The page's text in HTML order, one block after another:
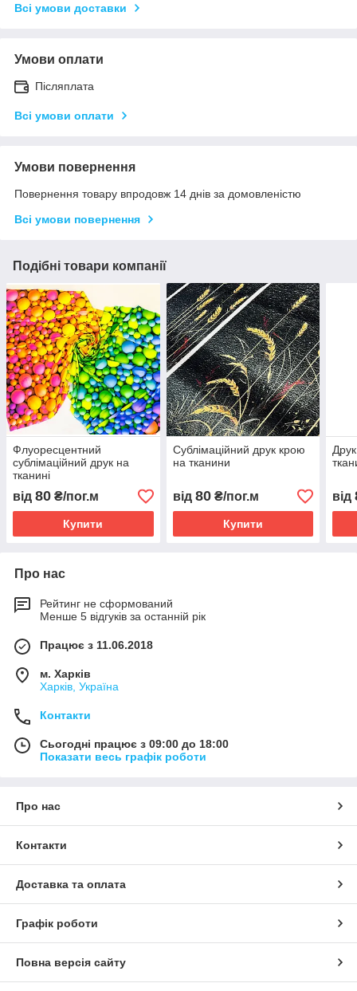
Всі умови доставки
Умови оплати
Післяплата
Всі умови оплати
Умови повернення
Повернення товару впродовж 14 днів за домовленістю
Всі умови повернення
Подібні товари компанії
Флуоресцентний
сублімаційний друк на
тканині
від 80 ₴/пог.м
Купити
Сублімаційний друк крою
на тканини
від 80₴/пог.м
Купити
від
Про нас
Рейтинг не сформований
Менше 5 відгуків за останній рік
Працює з 11.06.2018
м. Харків
Харків, Україна
Контакти
Сьогодні працює з 09:00 до 18:00
Показати весь графік роботи
Про нас
Контакти
Доставка та оплата
Графік роботи
Повна версія сайту